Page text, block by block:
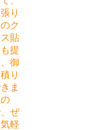
り
ク
ス貼
提
御
り
ま
ぜ
軽